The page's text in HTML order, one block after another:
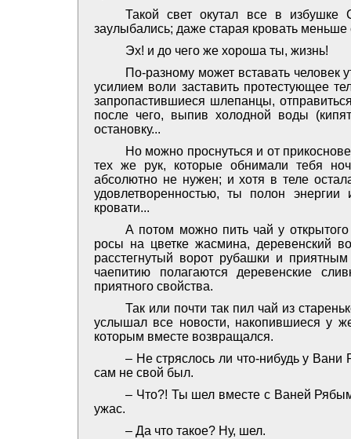
Такой свет окутал все в
заулыбались; даже старая кровать меньше
Эх! и до чего же хороша ты, жизнь!
По-разному может вставать человек
усилием воли заставить протестующее
запропастившиеся шлепанцы,
после чего, выпив холодной воды
остановку...
Но можно проснуться и от
тех же рук, которые обнимали тебя
абсолютно не нужен; и хотя в теле
удовлетворенностью, ты полон
кровати...
А потом можно пить чай у
росы на цветке жасмина, деревенский
расстегнутый ворот рубашки и
чаепитию полагаются деревенские
приятного свойства.
Так или почти так пил чай из
услышал все новости, накопившиеся у
которым вместе возвращался.
– Не стряслось ли что-нибудь у
сам не свой был.
– Что?! Ты шел вместе с Ваней
ужас.
– Да что такое? Ну, шел.